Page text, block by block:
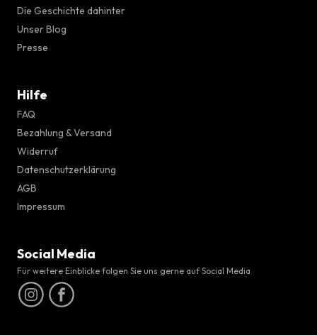
Die Geschichte dahinter
Unser Blog
Presse
Hilfe
FAQ
Bezahlung & Versand
Widerruf
Datenschutzerklärung
AGB
Impressum
Social Media
Für weitere Einblicke folgen Sie uns gerne auf Social Media